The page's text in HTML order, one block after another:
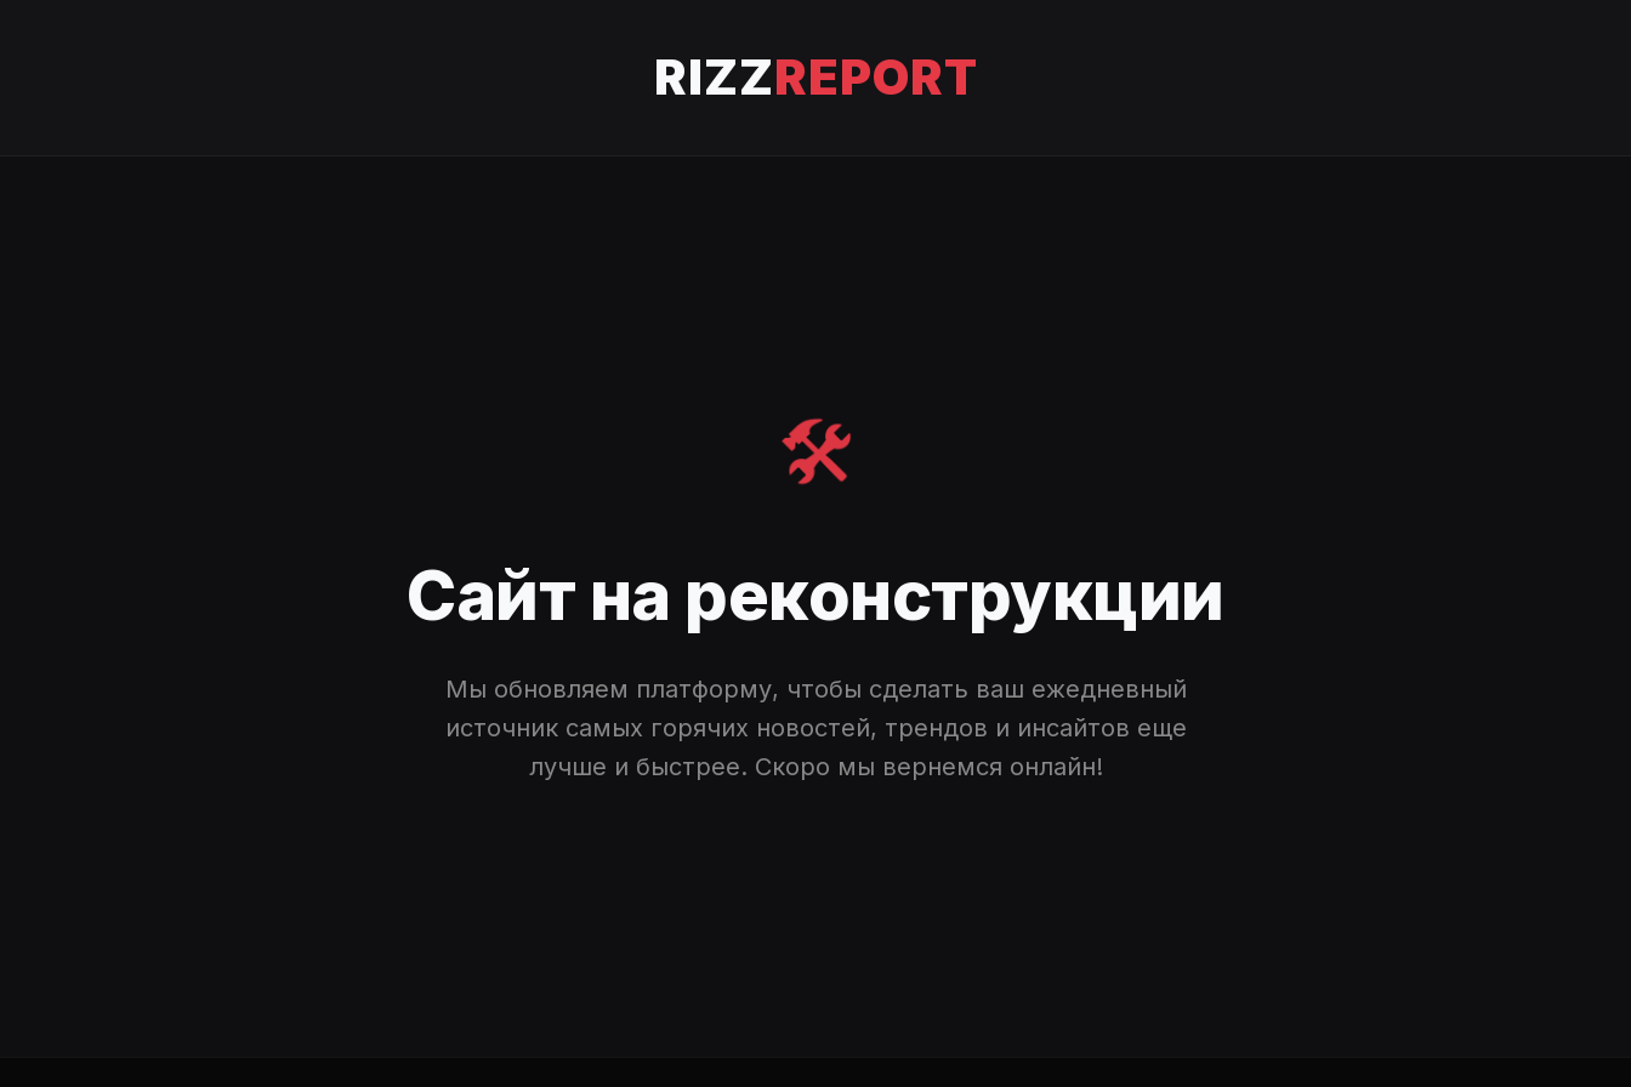
RIZZREPORT
🛠️
Сайт на реконструкции
Мы обновляем платформу, чтобы сделать ваш ежедневный
источник самых горячих новостей, трендов и инсайтов еще
лучше и быстрее. Скоро мы вернемся онлайн!